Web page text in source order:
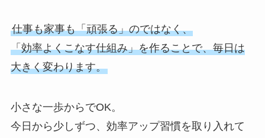
仕事も家事も「頑張る」のではなく、
「効率よくこなす仕組み」を作ることで、毎日は
大きく変わります。
小さな一歩からでOK。
今日から少しずつ、効率アップ習慣を取り入れて